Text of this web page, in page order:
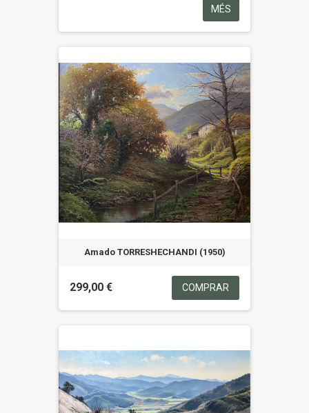
MÉS
Amado TORRESHECHANDI (1950)
299,00 € COMPRAR